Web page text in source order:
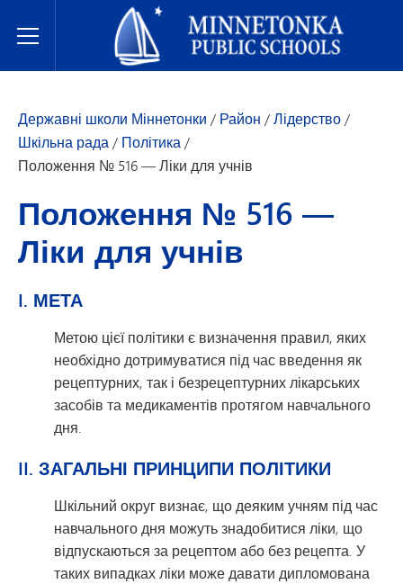
Toggle Menu
Державні школи Міннетонки
Державні школи Міннетонки / Район /Лідерство/
Шкільна рада/ Політика/
Положення № 516 — Ліки для учнів
Положення № 516 —
Ліки для учнів
I. МЕТА
Метою цієї політики є визначення правил, яких
необхідно дотримуватися під час введення як
рецептурних, так і безрецептурних лікарських
засобів та медикаментів протягом навчального
дня.
II. ЗАГАЛЬНІ ПРИНЦИПИ ПОЛІТИКИ
Шкільний округ визнає, що деяким учням під час
навчального дня можуть знадобитися ліки, що
відпускаються за рецептом або без рецепта. У
таких випадках ліки може давати дипломована